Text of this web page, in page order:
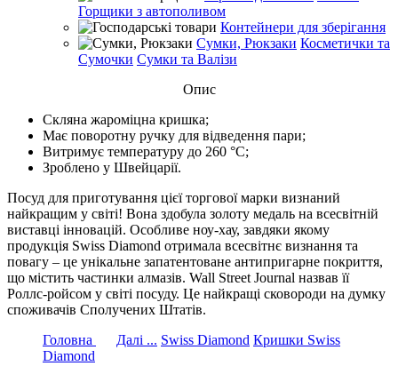
Горщики з автополивом
Контейнери для зберігання
Сумки, Рюкзаки Косметички та
Сумочки Сумки та Валізи
Опис
Скляна жароміцна кришка;
Має поворотну ручку для відведення пари;
Витримує температуру до 260 °С;
Зроблено у Швейцарії.
Посуд для приготування цієї торгової марки визнаний
найкращим у світі! Вона здобула золоту медаль на всесвітній
виставці інновацій. Особливе ноу-хау, завдяки якому
продукція Swiss Diamond отримала всесвітнє визнання та
повагу – це унікальне запатентоване антипригарне покриття,
що містить частинки алмазів. Wall Street Journal назвав її
Роллс-ройсом у світі посуду. Це найкращі сковороди на думку
споживачів Сполучених Штатів.
Головна
Далі ... Swiss Diamond Кришки Swiss
Diamond